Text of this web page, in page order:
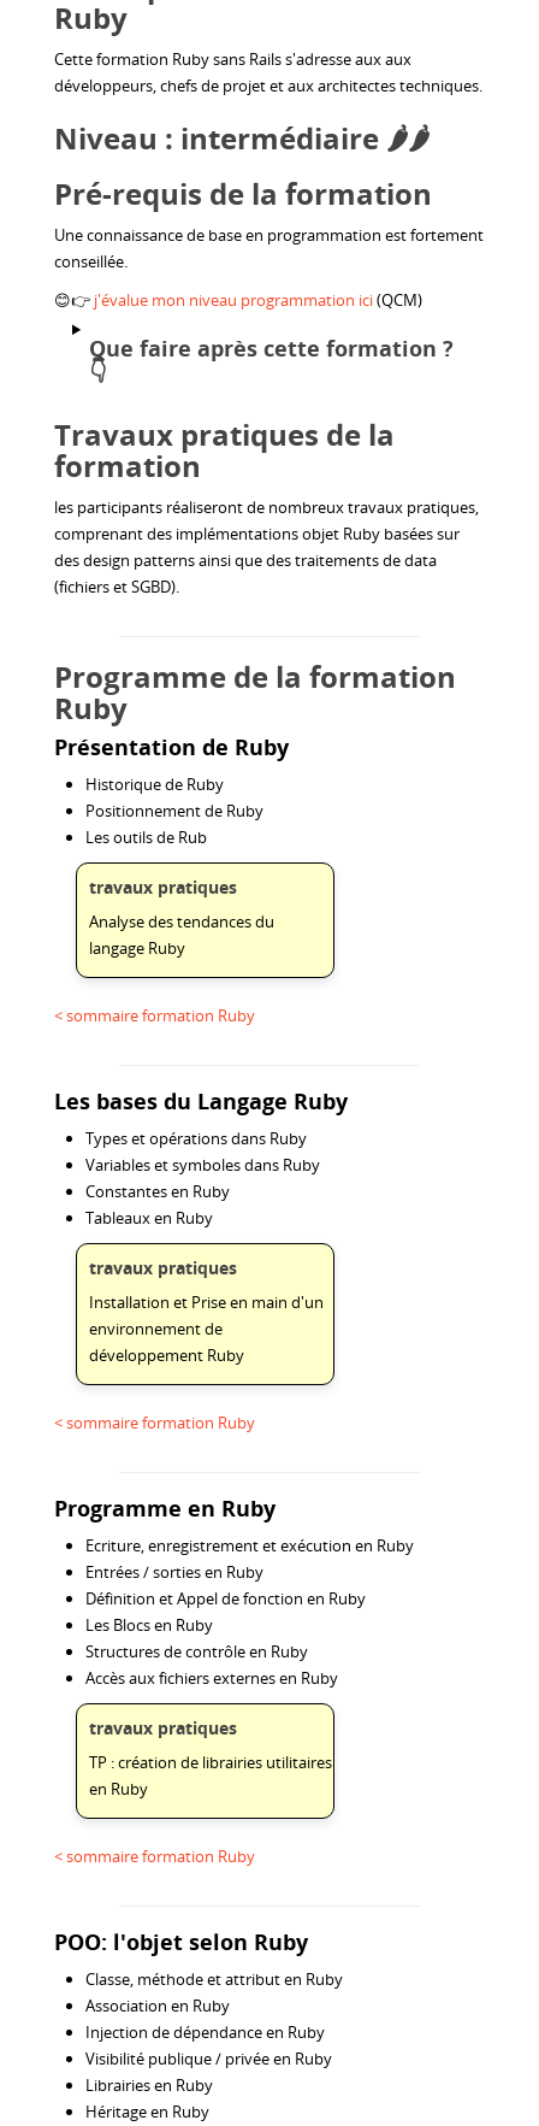
Ruby
Cette formation Ruby sans Rails s'adresse aux aux
développeurs, chefs de projet et aux architectes techniques.
Niveau : intermédiaire 🌶️🌶️
Pré-requis de la formation
Une connaissance de base en programmation est fortement
conseillée.
😊👉 j'évalue mon niveau programmation ici(QCM)
Que faire après cette formation ?
👇
Travaux pratiques de la
formation
les participants réaliseront de nombreux travaux pratiques,
comprenant des implémentations objet Ruby basées sur
des design patterns ainsi que des traitements de data
(fichiers et SGBD).
Programme de la formation
Ruby
Présentation de Ruby
Historique de Ruby
Positionnement de Ruby
Les outils de Rub
travaux pratiques
Analyse des tendances du
langage Ruby
< sommaire formation Ruby
Les bases du Langage Ruby
Types et opérations dans Ruby
Variables et symboles dans Ruby
Constantes en Ruby
Tableaux en Ruby
travaux pratiques
Installation et Prise en main d'un
environnement de
développement Ruby
< sommaire formation Ruby
Programme en Ruby
Ecriture, enregistrement et exécution en Ruby
Entrées / sorties en Ruby
Définition et Appel de fonction en Ruby
Les Blocs en Ruby
Structures de contrôle en Ruby
Accès aux fichiers externes en Ruby
travaux pratiques
TP : création de librairies utilitaires
en Ruby
< sommaire formation Ruby
POO: l'objet selon Ruby
Classe, méthode et attribut en Ruby
Association en Ruby
Injection de dépendance en Ruby
Visibilité publique / privée en Ruby
Librairies en Ruby
Héritage en Ruby